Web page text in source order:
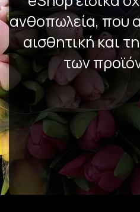
ανθοπωλεία, που
αισθητική και
των